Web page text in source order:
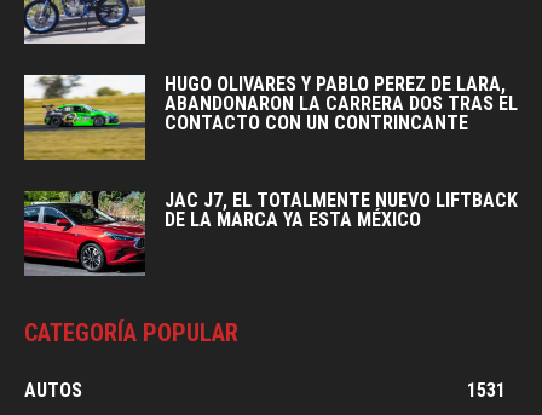
HUGO OLIVARES Y PABLO PEREZ DE LARA,
ABANDONARON LA CARRERA DOS TRAS EL
CONTACTO CON UN CONTRINCANTE
JAC J7, EL TOTALMENTE NUEVO LIFTBACK
DE LA MARCA YA ESTA MÉXICO
CATEGORÍA POPULAR
AUTOS
1531